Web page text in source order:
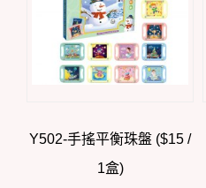
Y502-手搖平衡珠盤 ($15 /
1盒)